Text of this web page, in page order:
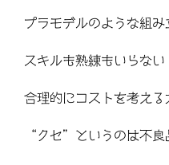
プラモデルのような組み
スキルも熟練もいらない
合理的にコストを考える
“クセ”というのは不良